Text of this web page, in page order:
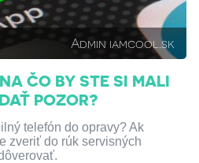
Admin iamcool.sk
ČO BY STE SI MALI
POZOR?
telefón do opravy? Ak
zveriť do rúk servisných